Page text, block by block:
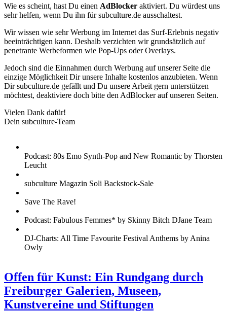
Wie es scheint, hast Du einen AdBlocker aktiviert. Du würdest uns
sehr helfen, wenn Du ihn für subculture.de ausschaltest.
Wir wissen wie sehr Werbung im Internet das Surf-Erlebnis negativ
beeinträchtigen kann. Deshalb verzichten wir grundsätzlich auf
penetrante Werbeformen wie Pop-Ups oder Overlays.
Jedoch sind die Einnahmen durch Werbung auf unserer Seite die
einzige Möglichkeit Dir unsere Inhalte kostenlos anzubieten. Wenn
Dir subculture.de gefällt und Du unsere Arbeit gern unterstützen
möchtest, deaktiviere doch bitte den AdBlocker auf unseren Seiten.
Vielen Dank dafür!
Dein subculture-Team
Podcast: 80s Emo Synth-Pop and New Romantic by Thorsten
Leucht
subculture Magazin Soli Backstock-Sale
Save The Rave!
Podcast: Fabulous Femmes* by Skinny Bitch DJane Team
DJ-Charts: All Time Favourite Festival Anthems by Anina
Owly
Offen für Kunst: Ein Rundgang durch
Freiburger Galerien, Museen,
Kunstvereine und Stiftungen